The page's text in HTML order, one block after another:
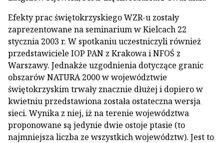
Efekty prac świętokrzyskiego WZR-u zostały
zaprezentowane na seminarium w Kielcach 22
stycznia 2003 r. W spotkaniu uczestniczyli również
przedstawiciele IOP PAN z Krakowa i NFOŚ z
Warszawy. Jednakże uzgodnienia dotyczące granic
obszarów NATURA 2000 w województwie
świętokrzyskim trwały znacznie dłużej i dopiero w
kwietniu przedstawiona została ostateczna wersja
sieci. Wynika z niej, iż na terenie województwa
proponowane są jedynie dwie ostoje ptasie (to
najmniejsza liczba ze wszystkich województw). Jest to